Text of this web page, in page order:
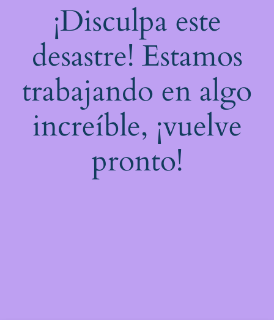
¡Disculpa este
desastre! Estamos
trabajando en algo
increíble, ¡vuelve
pronto!